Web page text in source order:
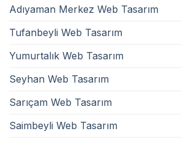
Adıyaman Merkez Web Tasarım
Tufanbeyli Web Tasarım
Yumurtalık Web Tasarım
Seyhan Web Tasarım
Sarıçam Web Tasarım
Saimbeyli Web Tasarım